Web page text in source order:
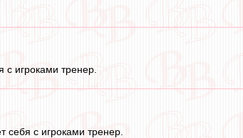
игроками тренер.
себя с игроками тренер.